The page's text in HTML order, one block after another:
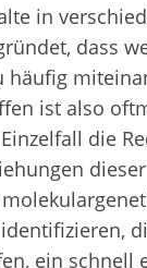
in
dass
ist also
die
ein schnell